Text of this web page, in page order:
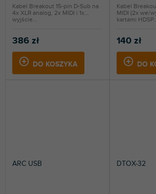
386 zł
DO KOSZYKA
Kabel Breakout 15-pin D-Sub na
4x XLR analog, 2x MIDI i 1x
wyjście...
140 zł
DO
Kabel
MIDI (2x we/
kartami HDSP...
ARC USB DTOX-32